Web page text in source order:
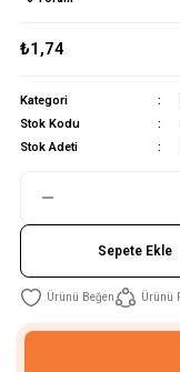
₺1,74
Kategori
Stok Kodu
Stok Adeti
Sepete Ekle
Ürünü